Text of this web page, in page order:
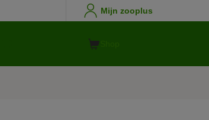
Mijn zooplus